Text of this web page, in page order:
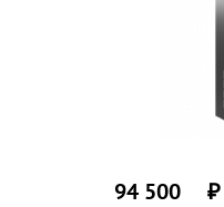
94 500 ₽